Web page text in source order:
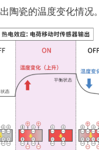
陶瓷的温度变化情况。